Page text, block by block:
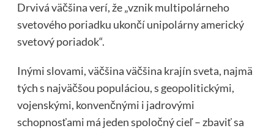
Drvivá väčšina verí, že „vznik multipolárneho
svetového poriadku ukončí unipolárny americký
svetový poriadok“.
Inými slovami, väčšina väčšina krajín sveta, najmä
tých s najväčšou populáciou, s geopolitickými,
vojenskými, konvenčnými i jadrovými
schopnosťami má jeden spoločný cieľ – zbaviť sa